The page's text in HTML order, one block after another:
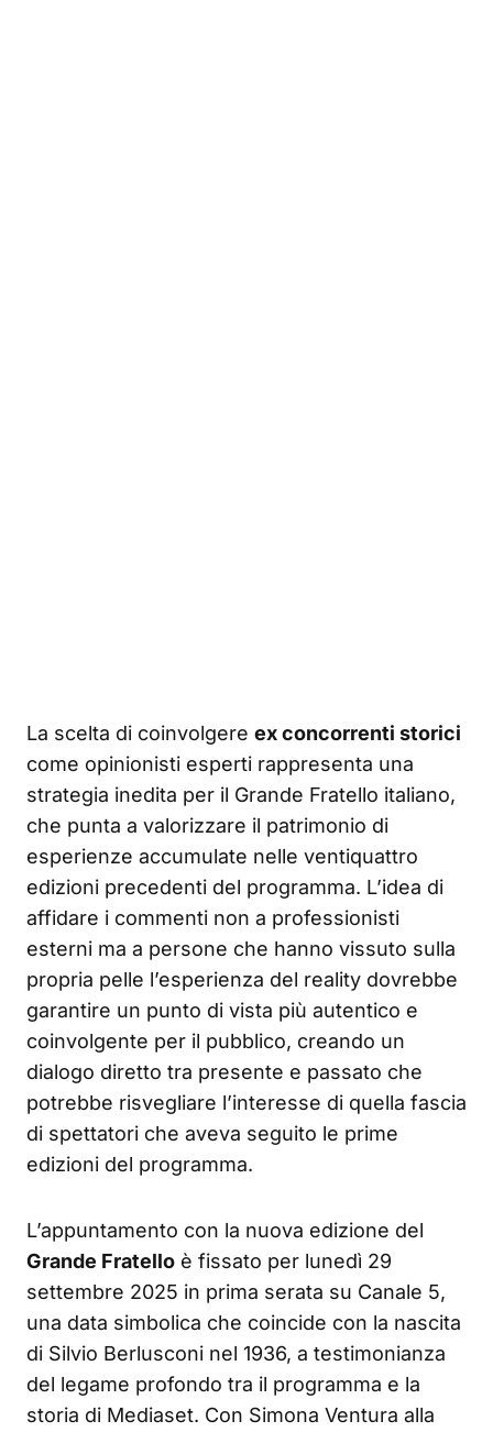
La scelta di coinvolgere ex concorrenti storici
come opinionisti esperti rappresenta una
strategia inedita per il Grande Fratello italiano,
che punta a valorizzare il patrimonio di
esperienze accumulate nelle ventiquattro
edizioni precedenti del programma. L’idea di
affidare i commenti non a professionisti
esterni ma a persone che hanno vissuto sulla
propria pelle l’esperienza del reality dovrebbe
garantire un punto di vista più autentico e
coinvolgente per il pubblico, creando un
dialogo diretto tra presente e passato che
potrebbe risvegliare l’interesse di quella fascia
di spettatori che aveva seguito le prime
edizioni del programma.
L’appuntamento con la nuova edizione del
Grande Fratello è fissato per lunedì 29
settembre 2025 in prima serata su Canale 5,
una data simbolica che coincide con la nascita
di Silvio Berlusconi nel 1936, a testimonianza
del legame profondo tra il programma e la
storia di Mediaset. Con Simona Ventura alla